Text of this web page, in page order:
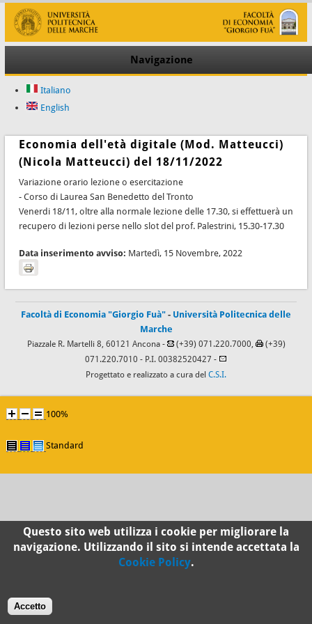
Navigazione
Italiano
English
Economia dell'età digitale (Mod. Matteucci)
(Nicola Matteucci) del 18/11/2022
Variazione orario lezione o esercitazione
- Corso di Laurea San Benedetto del Tronto
Venerdi 18/11, oltre alla normale lezione delle 17.30, si effettuerà un
recupero di lezioni perse nello slot del prof. Palestrini, 15.30-17.30
Data inserimento avviso: Martedì, 15 Novembre, 2022
Facoltà di Economia "Giorgio Fuà" - Università Politecnica delle
Marche
Piazzale R. Martelli 8, 60121 Ancona - (+39) 071.220.7000,
(+39)
071.220.7010 - P.I. 00382520427 -
Progettato e realizzato a cura del C.S.I.
100%
Standard
Questo sito web utilizza i cookie per migliorare la
navigazione. Utilizzando il sito si intende accettata la
Cookie Policy.
Accetto